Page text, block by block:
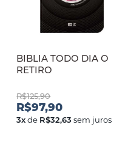
BIBLIA TODO DIA O
RETIRO
R$125,90
R$97,90
3xde R$32,63 sem juros